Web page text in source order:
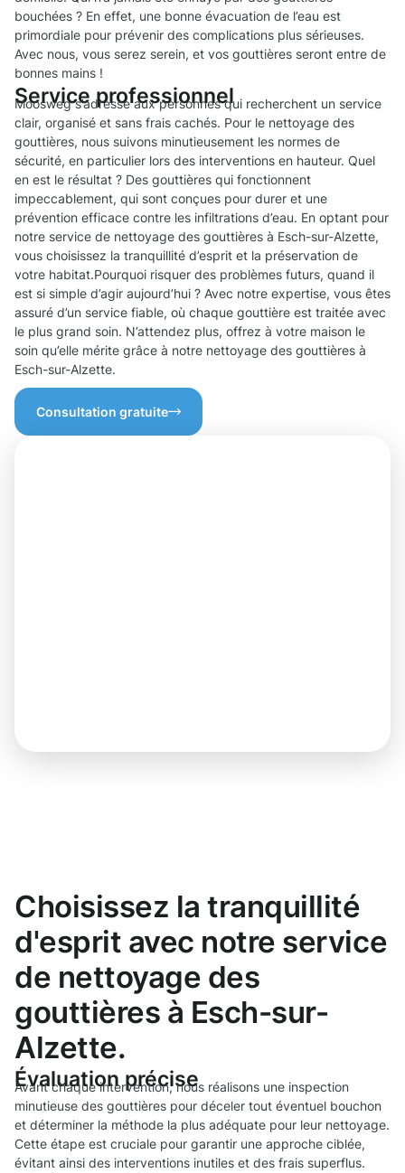
bouchées ? En effet, une bonne évacuation de l’eau est
primordiale pour prévenir des complications plus sérieuses.
Avec nous, vous serez serein, et vos gouttières seront entre de
bonnes mains !
Service professionnel
Moosweg s’adresse aux personnes qui recherchent un service
clair, organisé et sans frais cachés. Pour le nettoyage des
gouttières, nous suivons minutieusement les normes de
sécurité, en particulier lors des interventions en hauteur. Quel
en est le résultat ? Des gouttières qui fonctionnent
impeccablement, qui sont conçues pour durer et une
prévention efficace contre les infiltrations d’eau. En optant pour
notre service de nettoyage des gouttières à Esch-sur-Alzette,
vous choisissez la tranquillité d’esprit et la préservation de
votre habitat.Pourquoi risquer des problèmes futurs, quand il
est si simple d’agir aujourd’hui ? Avec notre expertise, vous êtes
assuré d’un service fiable, où chaque gouttière est traitée avec
le plus grand soin. N’attendez plus, offrez à votre maison le
soin qu’elle mérite grâce à notre nettoyage des gouttières à
Esch-sur-Alzette.
Consultation gratuite
Choisissez la tranquillité
d'esprit avec notre service
de nettoyage des
gouttières à Esch-sur-
Alzette.
Évaluation précise
Avant chaque intervention, nous réalisons une inspection
minutieuse des gouttières pour déceler tout éventuel bouchon
et déterminer la méthode la plus adéquate pour leur nettoyage.
Cette étape est cruciale pour garantir une approche ciblée,
évitant ainsi des interventions inutiles et des frais superflus.